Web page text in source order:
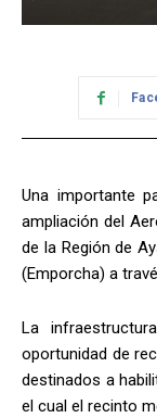
Una importante
ampliación del
de la Región de
(Emporcha) a
La
oportunidad de
destinados a
el cual el recinto